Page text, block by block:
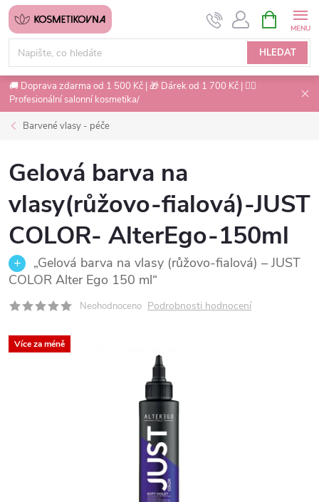
Přejít
obsah
HLEDAT
NÁKUPNÍ
KOŠÍK
🚚 Doprava zdarma od 1 500 Kč | 🎁 Dárek od 1 700 Kč | 💇‍♀️
Profesionální salonní kosmetika/
Barvené vlasy - péče
Gelová barva na
vlasy(růžovo-fialová)-JUST
COLOR- AlterEgo-150ml
„Gelová barva na vlasy (růžovo-fialová) – JUST
COLOR Alter Ego 150 ml“
Neohodnoceno Podrobnosti hodnocení
Více za méně